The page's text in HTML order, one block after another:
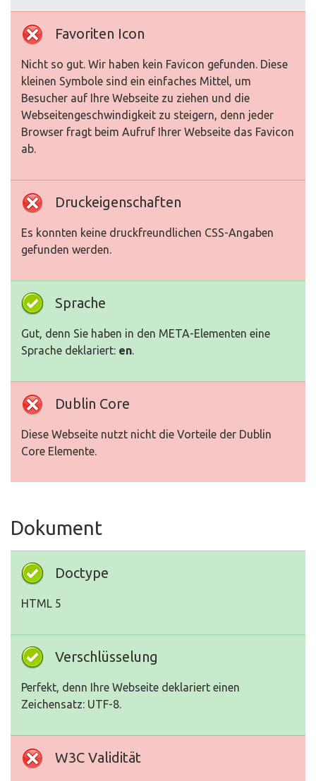
Favoriten Icon
Nicht so gut. Wir haben kein Favicon gefunden. Diese
kleinen Symbole sind ein einfaches Mittel, um
Besucher auf Ihre Webseite zu ziehen und die
Webseitengeschwindigkeit zu steigern, denn jeder
Browser fragt beim Aufruf Ihrer Webseite das Favicon
ab.
Druckeigenschaften
Es konnten keine druckfreundlichen CSS-Angaben
gefunden werden.
Sprache
Gut, denn Sie haben in den META-Elementen eine
Sprache deklariert: en.
Dublin Core
Diese Webseite nutzt nicht die Vorteile der Dublin
Core Elemente.
Dokument
Doctype
HTML 5
Verschlüsselung
Perfekt, denn Ihre Webseite deklariert einen
Zeichensatz: UTF-8.
W3C Validität